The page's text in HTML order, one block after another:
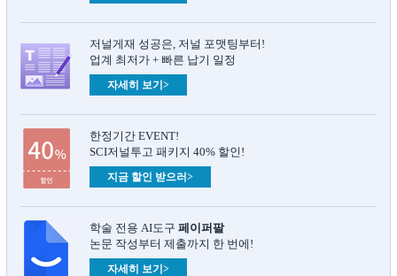
저널게재 성공은, 저널 포맷팅부터!
업계 최저가 + 빠른 납기 일정
자세히 보기>
한정기간 EVENT!
SCI저널투고 패키지 40% 할인!
지금 할인 받으러>
학술 전용 AI도구 페이퍼팔
논문 작성부터 제출까지 한 번에!
자세히 보기>